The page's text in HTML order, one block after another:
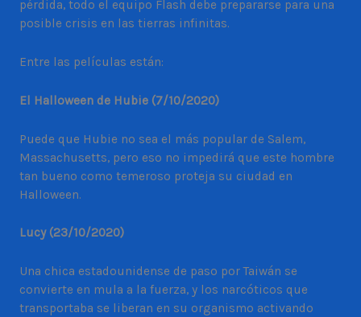
pérdida, todo el equipo Flash debe prepararse para una
posible crisis en las tierras infinitas.
Entre las películas están:
El Halloween de Hubie (7/10/2020)
Puede que Hubie no sea el más popular de Salem,
Massachusetts, pero eso no impedirá que este hombre
tan bueno como temeroso proteja su ciudad en
Halloween.
Lucy (23/10/2020)
Una chica estadounidense de paso por Taiwán se
convierte en mula a la fuerza, y los narcóticos que
transportaba se liberan en su organismo activando